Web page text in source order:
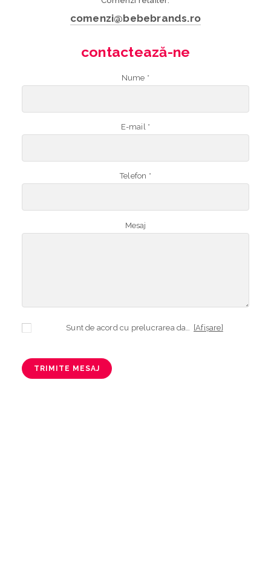
comenzi@bebebrands.ro
contactează-ne
Nume *
E-mail *
Telefon *
Mesaj
[Afișare]
TRIMITE MESAJ